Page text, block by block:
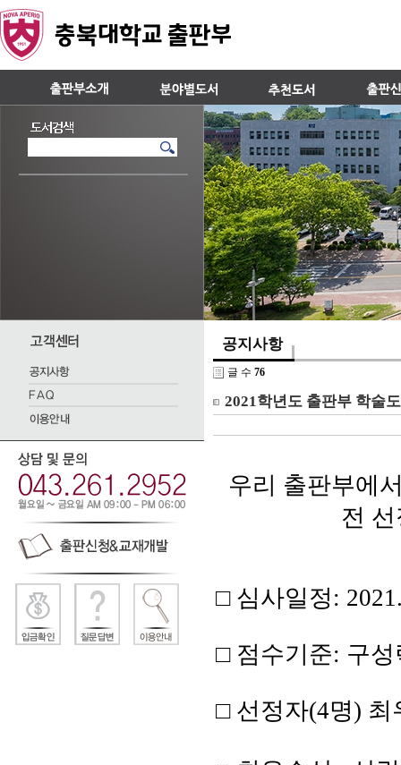
공지사항
글 수 76
2021학년도 출판부 학술
우리 출판부에
전 선
□ 심사일정 :
□ 점수기준: 구성
□ 선정자(4명) 최